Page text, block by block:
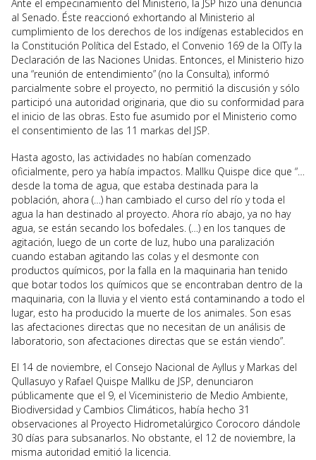
Ante el empecinamiento del Ministerio, la JSP hizo una denuncia
al Senado. Éste reaccionó exhortando al Ministerio al
cumplimiento de los derechos de los indígenas establecidos en
la Constitución Política del Estado, el Convenio 169 de la OITy la
Declaración de las Naciones Unidas. Entonces, el Ministerio hizo
una “reunión de entendimiento” (no la Consulta), informó
parcialmente sobre el proyecto, no permitió la discusión y sólo
participó una autoridad originaria, que dio su conformidad para
el inicio de las obras. Esto fue asumido por el Ministerio como
el consentimiento de las 11 markas del JSP.
Hasta agosto, las actividades no habían comenzado
oficialmente, pero ya había impactos. Mallku Quispe dice que “…
desde la toma de agua, que estaba destinada para la
población, ahora (…) han cambiado el curso del río y toda el
agua la han destinado al proyecto. Ahora río abajo, ya no hay
agua, se están secando los bofedales. (…) en los tanques de
agitación, luego de un corte de luz, hubo una paralización
cuando estaban agitando las colas y el desmonte con
productos químicos, por la falla en la maquinaria han tenido
que botar todos los químicos que se encontraban dentro de la
maquinaria, con la lluvia y el viento está contaminando a todo el
lugar, esto ha producido la muerte de los animales. Son esas
las afectaciones directas que no necesitan de un análisis de
laboratorio, son afectaciones directas que se están viendo”.
El 14 de noviembre, el Consejo Nacional de Ayllus y Markas del
Qullasuyo y Rafael Quispe Mallku de JSP, denunciaron
públicamente que el 9, el Viceministerio de Medio Ambiente,
Biodiversidad y Cambios Climáticos, había hecho 31
observaciones al Proyecto Hidrometalúrgico Corocoro dándole
30 días para subsanarlos. No obstante, el 12 de noviembre, la
misma autoridad emitió la licencia.